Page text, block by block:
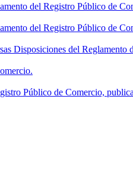
del Registro Público de
del Registro Público de
Disposiciones del
Público de Comercio,